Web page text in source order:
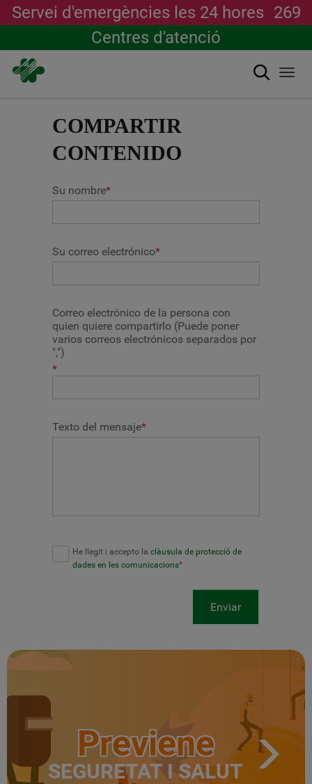
Servei d'emergències les 24 hores 269
Centres d'atenció
Cerca
COMPARTIR
CONTENIDO
Su nombre*
Su correo electrónico*
Correo electrónico de la persona con
quien quiere compartirlo (Puede poner
varios correos electrónicos separados por
",")
*
Texto del mensaje*
He llegit i accepto la clàusula de protecció de
dades en les comunicacions*
Enviar
Previene
SEGURETAT I SALUT